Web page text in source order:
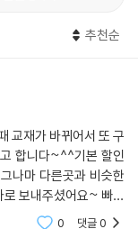
가 인간과 환경 간의
접근에 유용한 생태체
추천순
교재가 바뀌어서 또 구
합니다~^^기본 할인
나마 다른곳과 비슷한
보내주셨어요~ 빠름
0 댓글0